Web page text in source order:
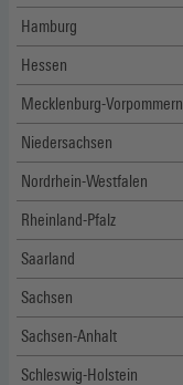
Hamburg
Hessen
Mecklenburg-Vorpommern
Niedersachsen
Nordrhein-Westfalen
Rheinland-Pfalz
Saarland
Sachsen
Sachsen-Anhalt
Schleswig-Holstein